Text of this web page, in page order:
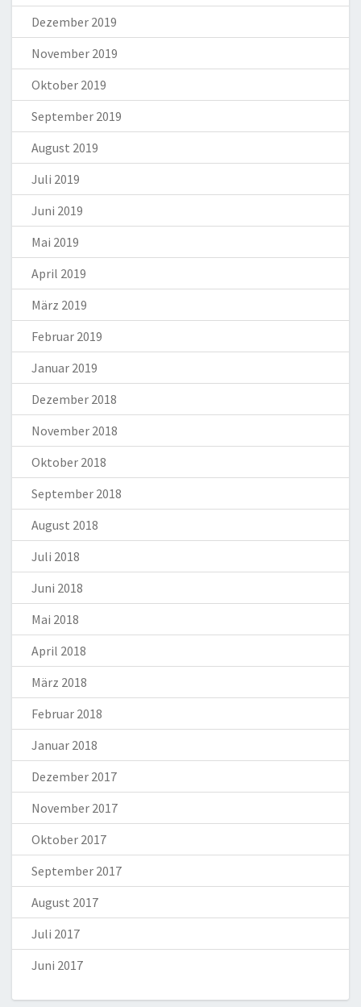
Dezember 2019
November 2019
Oktober 2019
September 2019
August 2019
Juli 2019
Juni 2019
Mai 2019
April 2019
März 2019
Februar 2019
Januar 2019
Dezember 2018
November 2018
Oktober 2018
September 2018
August 2018
Juli 2018
Juni 2018
Mai 2018
April 2018
März 2018
Februar 2018
Januar 2018
Dezember 2017
November 2017
Oktober 2017
September 2017
August 2017
Juli 2017
Juni 2017